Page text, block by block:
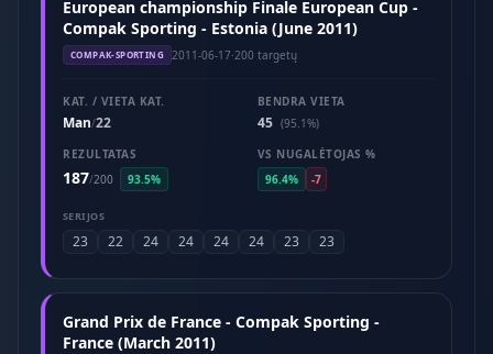
European championship Finale European Cup -
Compak Sporting - Estonia (June 2011)
COMPAK-SPORTING 2011-06-17·200 targetų
KAT. / VIETA KAT.
Man/22
BENDRA VIETA
45 (95.1%)
REZULTATAS
187/200 93.5%
VS NUGALĖTOJAS %
96.4%
-7
SERIJOS
23 22 24 24 24 24 23 23
Grand Prix de France - Compak Sporting -
France (March 2011)